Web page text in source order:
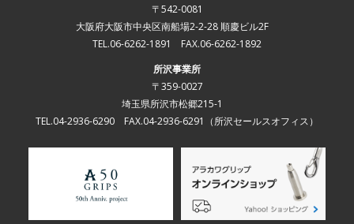
〒542-0081
大阪府大阪市中央区南船場2-2-28 順慶ビル2F
TEL.06-6262-1891 FAX.06-6262-1892
所沢事業所
〒359-0027
埼玉県所沢市松郷215-1
TEL.04-2936-6290 FAX.04-2936-6291 （所沢セールスオフィス）